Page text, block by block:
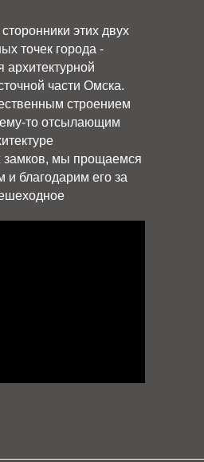
этих двух
точек города -
архитектурной
части Омска.
строением
то отсылающим
замков, мы прощаемся
и благодарим его за